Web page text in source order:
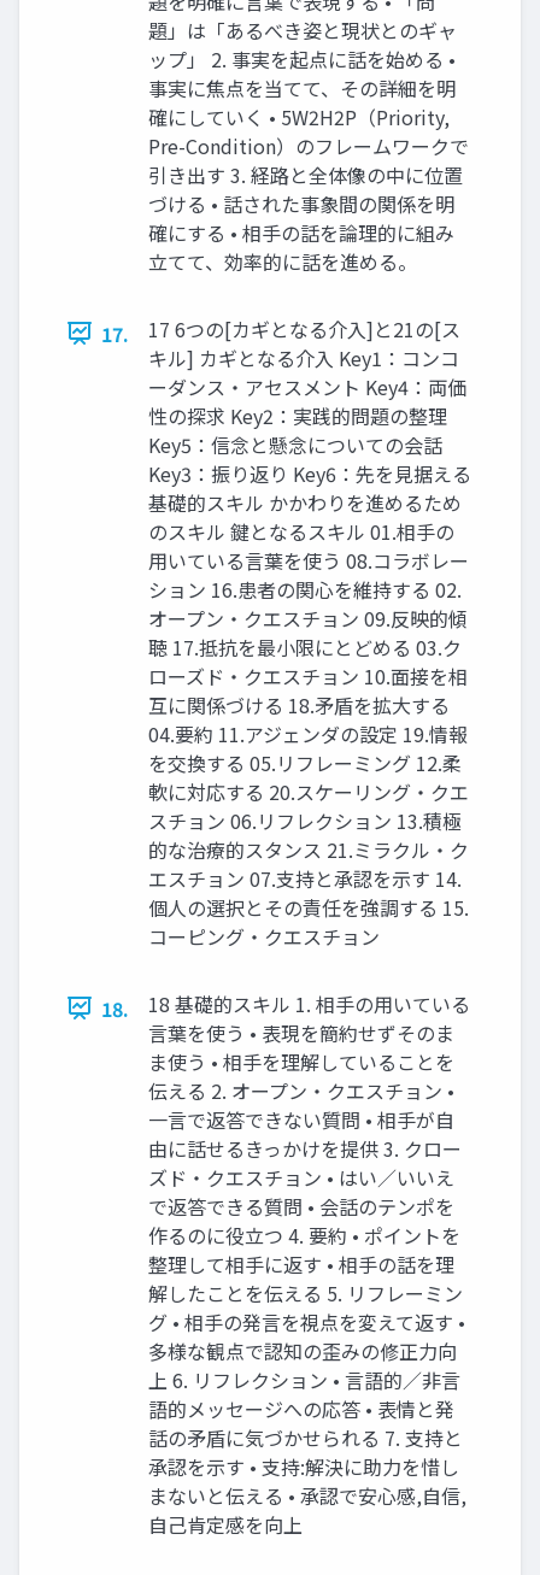
題」は「あるべき姿と現状とのギャ
ップ」 2. 事実を起点に話を始める •
事実に焦点を当てて、その詳細を明
確にしていく • 5W2H2P（Priority,
Pre-Condition）のフレームワークで
引き出す 3. 経路と全体像の中に位置
づける • 話された事象間の関係を明
確にする • 相手の話を論理的に組み
立てて、効率的に話を進める。
17.
17 6つの[カギとなる介入]と21の[ス
キル] カギとなる介入 Key1：コンコ
ーダンス・アセスメント Key4：両価
性の探求 Key2：実践的問題の整理
Key5：信念と懸念についての会話
Key3：振り返り Key6：先を見据える
基礎的スキル かかわりを進めるため
のスキル 鍵となるスキル 01.相手の
用いている言葉を使う 08.コラボレー
ション 16.患者の関心を維持する 02.
オープン・クエスチョン 09.反映的傾
聴 17.抵抗を最小限にとどめる 03.ク
ローズド・クエスチョン 10.面接を相
互に関係づける 18.矛盾を拡大する
04.要約 11.アジェンダの設定 19.情報
を交換する 05.リフレーミング 12.柔
軟に対応する 20.スケーリング・クエ
スチョン 06.リフレクション 13.積極
的な治療的スタンス 21.ミラクル・ク
エスチョン 07.支持と承認を示す 14.
個人の選択とその責任を強調する 15.
コーピング・クエスチョン
18.
18 基礎的スキル 1. 相手の用いている
言葉を使う • 表現を簡約せずそのま
ま使う • 相手を理解していることを
伝える 2. オープン・クエスチョン •
一言で返答できない質問 • 相手が自
由に話せるきっかけを提供 3. クロー
ズド・クエスチョン • はい／いいえ
で返答できる質問 • 会話のテンポを
作るのに役立つ 4. 要約 • ポイントを
整理して相手に返す • 相手の話を理
解したことを伝える 5. リフレーミン
グ • 相手の発言を視点を変えて返す •
多様な観点で認知の歪みの修正力向
上 6. リフレクション • 言語的／非言
語的メッセージへの応答 • 表情と発
話の矛盾に気づかせられる 7. 支持と
承認を示す • 支持:解決に助力を惜し
まないと伝える • 承認で安心感,自信,
自己肯定感を向上